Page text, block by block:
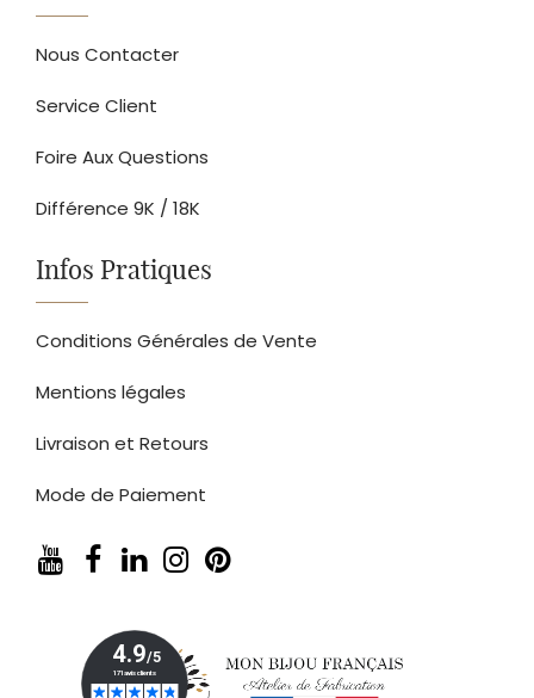
Nous Contacter
Service Client
Foire Aux Questions
Différence 9K / 18K
Infos Pratiques
Conditions Générales de Vente
Mentions légales
Livraison et Retours
Mode de Paiement